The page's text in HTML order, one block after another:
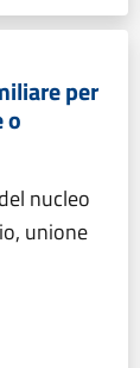
per
o
nucleo
unione